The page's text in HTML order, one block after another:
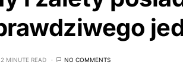
2 MINUTE READ NO COMMENTS